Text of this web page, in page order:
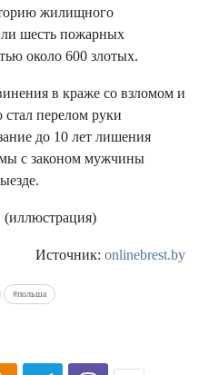
жилищного
шесть пожарных
около 600 злотых.
в краже со взломом и
стал перелом руки
до 10 лет лишения
с законом мужчины
(иллюстрация)
Источник: onlinebrest.by
#польша